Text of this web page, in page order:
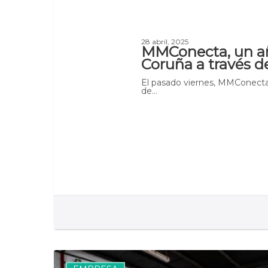
28 abril, 2025
MMConecta, un
Coruña a través
El pasado viernes,
de…
MMConecta